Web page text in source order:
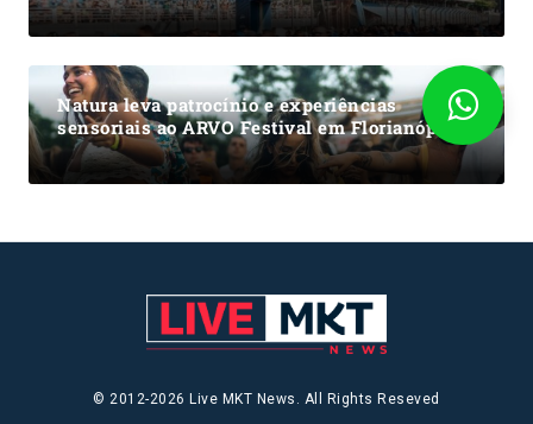
Natura leva patrocínio e experiências
sensoriais ao ARVO Festival em Florianópolis
© 2012-2026 Live MKT News. All Rights Reseved